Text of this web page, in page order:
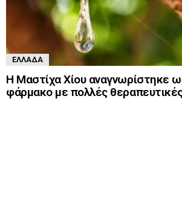
ΕΛΛΆΔΑ
Η Μαστίχα Χίου αναγνωρίστηκε
φάρμακο με πολλές